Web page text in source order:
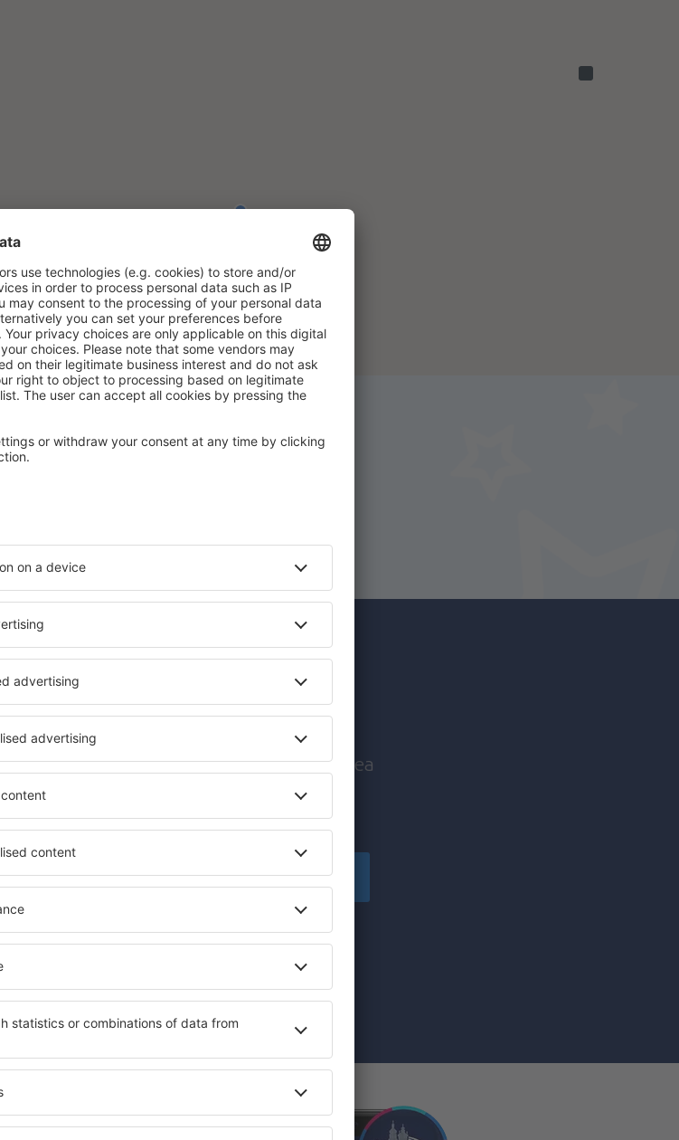
un pachet Zbor + Hotel
Explorează
călătoresc mai
cu mai puțin
vacanțe – profită de ofertele unice înaintea
tuturor.
e mai bun, pe cuvânt de turişti!
Înscriere
în newsletter-ul nostru.Sunt de acord să primesc
newsletter) de la eSky.pl S.A. la adresa de e-mail pe care am
adresei de e-mail și apăsarea butonului „Înscriere”
noastră